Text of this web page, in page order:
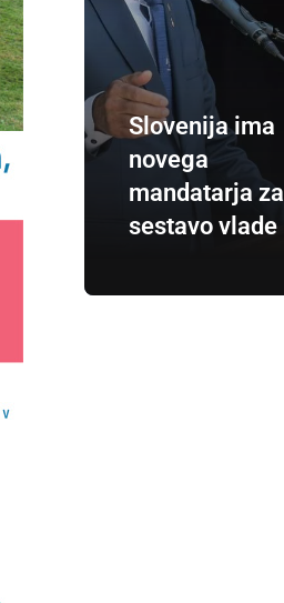
Slovenija ima
novega
mandatarja za
sestavo vlade